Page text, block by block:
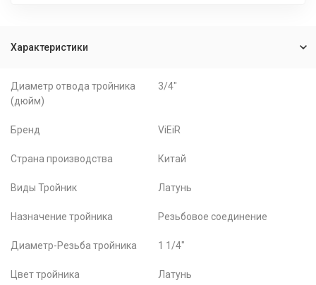
Характеристики
Диаметр отвода тройника
(дюйм)
3/4"
Бренд ViEiR
Страна производства Китай
Виды Тройник Латунь
Назначение тройника Резьбовое соединение
Диаметр-Резьба тройника 1 1/4"
Цвет тройника Латунь